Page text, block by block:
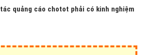
quảng cáo chotot phải có kinh nghiệm